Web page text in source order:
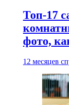
Топ-17
фото,
12 месяцев